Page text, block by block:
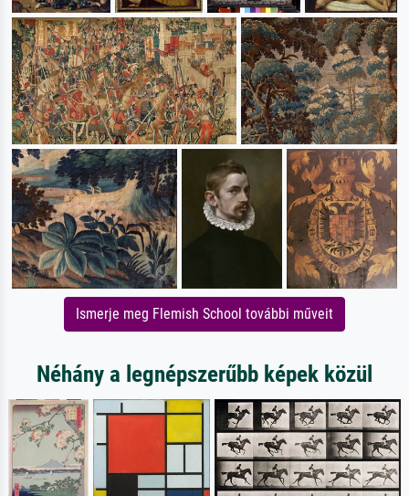
Ismerje meg Flemish School további műveit
Néhány a legnépszerűbb képek közül